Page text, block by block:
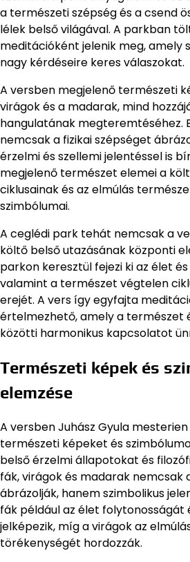
a természeti szépség és a csend
lélek belső világával. A parkban
meditációként jelenik meg, amely
nagy kérdéseire keres válaszokat.
A versben megjelenő természeti
virágok és a madarak, mind
hangulatának megteremtéséhez.
nemcsak a fizikai szépséget
érzelmi és szellemi jelentéssel is
megjelenő természet elemei a
ciklusainak és az elmúlás
szimbólumai.
A ceglédi park tehát nemcsak a
költő belső utazásának központi
parkon keresztül fejezi ki az élet
valamint a természet végtelen
erejét. A vers így egyfajta
értelmezhető, amely a természet
közötti harmonikus kapcsolatot
Természeti képek és
elemzése
A versben Juhász Gyula
természeti képeket és
belső érzelmi állapotokat és
fák, virágok és madarak nemcsak
ábrázolják, hanem szimbolikus
fák például az élet folytonosságát
jelképezik, míg a virágok az
törékenységét hordozzák.